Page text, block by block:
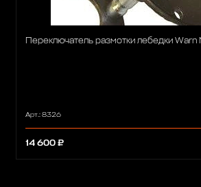
Переключатель размотки лебедки
Арт.: 8326
14 600 ₽